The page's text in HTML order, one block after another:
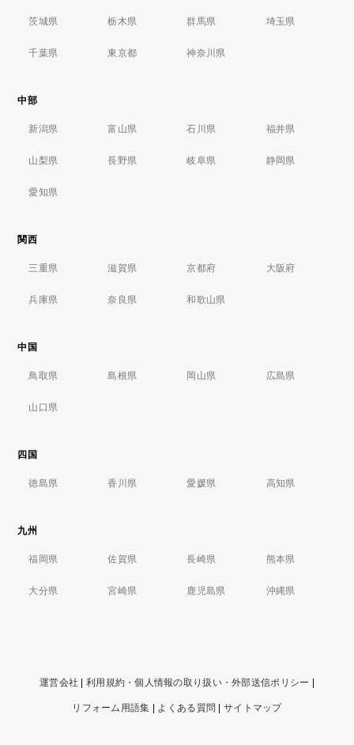
茨城県 栃木県 群馬県 埼玉県
千葉県 東京都 神奈川県
中部
新潟県 富山県 石川県 福井県
山梨県 長野県 岐阜県 静岡県
愛知県
関西
三重県 滋賀県 京都府 大阪府
兵庫県 奈良県 和歌山県
中国
鳥取県 島根県 岡山県 広島県
山口県
四国
徳島県 香川県 愛媛県 高知県
九州
福岡県 佐賀県 長崎県 熊本県
大分県 宮崎県 鹿児島県 沖縄県
運営会社 利用規約・個人情報の取り扱い・外部送信ポリシー
リフォーム用語集 よくある質問 サイトマップ